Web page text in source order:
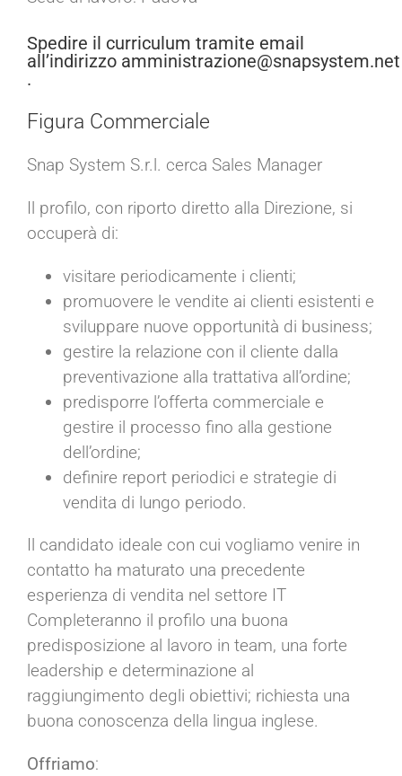
Spedire il curriculum tramite email
all’indirizzo amministrazione@snapsystem.net
.
Figura Commerciale
Snap System S.r.l. cerca Sales Manager
Il profilo, con riporto diretto alla Direzione, si
occuperà di:
visitare periodicamente i clienti;
promuovere le vendite ai clienti esistenti e
sviluppare nuove opportunità di business;
gestire la relazione con il cliente dalla
preventivazione alla trattativa all’ordine;
predisporre l’offerta commerciale e
gestire il processo fino alla gestione
dell’ordine;
definire report periodici e strategie di
vendita di lungo periodo.
Il candidato ideale con cui vogliamo venire in
contatto ha maturato una precedente
esperienza di vendita nel settore IT
Completeranno il profilo una buona
predisposizione al lavoro in team, una forte
leadership e determinazione al
raggiungimento degli obiettivi; richiesta una
buona conoscenza della lingua inglese.
Offriamo: